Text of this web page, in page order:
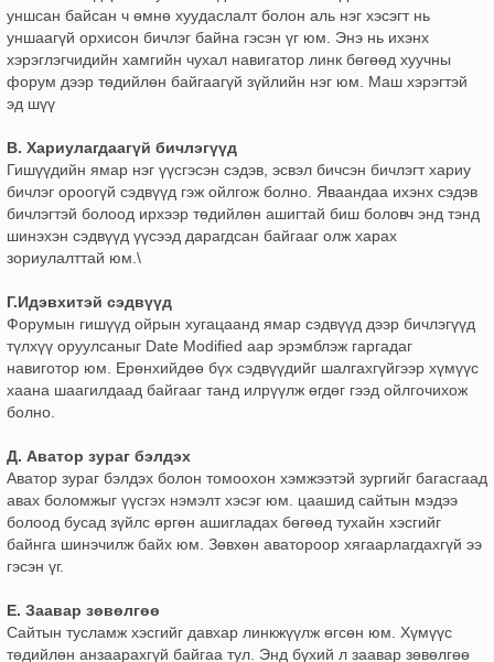
уншсан байсан ч өмнө хуудаслалт болон аль нэг хэсэгт нь
уншаагүй орхисон бичлэг байна гэсэн үг юм. Энэ нь ихэнх
хэрэглэгчидийн хамгийн чухал навигатор линк бөгөөд хуучны
форум дээр төдийлөн байгаагүй зүйлийн нэг юм. Маш хэрэгтэй
эд шүү
В. Хариулагдаагүй бичлэгүүд
Гишүүдийн ямар нэг үүсгэсэн сэдэв, эсвэл бичсэн бичлэгт хариу
бичлэг ороогүй сэдвүүд гэж ойлгож болно. Яваандаа ихэнх сэдэв
бичлэгтэй болоод ирхээр төдийлөн ашигтай биш боловч энд тэнд
шинэхэн сэдвүүд үүсээд дарагдсан байгааг олж харах
зориулалттай юм.\
Г.Идэвхитэй сэдвүүд
Форумын гишүүд ойрын хугацаанд ямар сэдвүүд дээр бичлэгүүд
түлхүү оруулсаныг Date Modified аар эрэмблэж гаргадаг
навиготор юм. Ерөнхийдөө бүх сэдвүүдийг шалгахгүйгээр хүмүүс
хаана шаагилдаад байгааг танд илрүүлж өгдөг гээд ойлгочихож
болно.
Д. Аватор зураг бэлдэх
Аватор зураг бэлдэх болон томоохон хэмжээтэй зургийг багасгаад
авах боломжыг үүсгэх нэмэлт хэсэг юм. цаашид сайтын мэдээ
болоод бусад зүйлс өргөн ашигладах бөгөөд тухайн хэсгийг
байнга шинэчилж байх юм. Зөвхөн аватороор хягаарлагдахгүй ээ
гэсэн үг.
Е. Заавар зөвөлгөө
Сайтын тусламж хэсгийг давхар линкжүүлж өгсөн юм. Хүмүүс
төдийлөн анзаарахгүй байгаа тул. Энд бүхий л заавар зөвөлгөө